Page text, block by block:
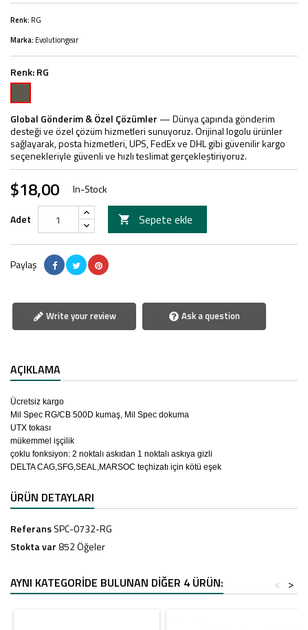
Renk: RG
Marka: Evolutiongear
Renk:RG
Global Gönderim & Özel Çözümler — Dünya çapında gönderim
desteği ve özel çözüm hizmetleri sunuyoruz. Orijinal logolu ürünler
sağlayarak, posta hizmetleri, UPS, FedEx ve DHL gibi güvenilir kargo
seçenekleriyle güvenli ve hızlı teslimat gerçekleştiriyoruz.
$18,00 In-Stock
Adet  Sepete ekle
Paylaş
Write your review Ask a question
AÇIKLAMA
Ücretsiz kargo
Mil Spec RG/CB 500D kumaş, Mil Spec dokuma
UTX tokası
mükemmel işçilik
çoklu fonksiyon: 2 noktalı askıdan 1 noktalı askıya gizli
DELTA CAG,SFG,SEAL,MARSOC teçhizatı için kötü eşek
ÜRÜN DETAYLARI
ReferansSPC-0732-RG
Stokta var 852 Öğeler
AYNI KATEGORIDE BULUNAN DIĞER 4 ÜRÜN: >
<